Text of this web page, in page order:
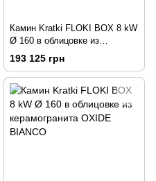
Камин Kratki FLOKI BOX 8 kW
Ø 160 в облицовке из
керамогранита NERO
ASSOLUTO
193 125 грн